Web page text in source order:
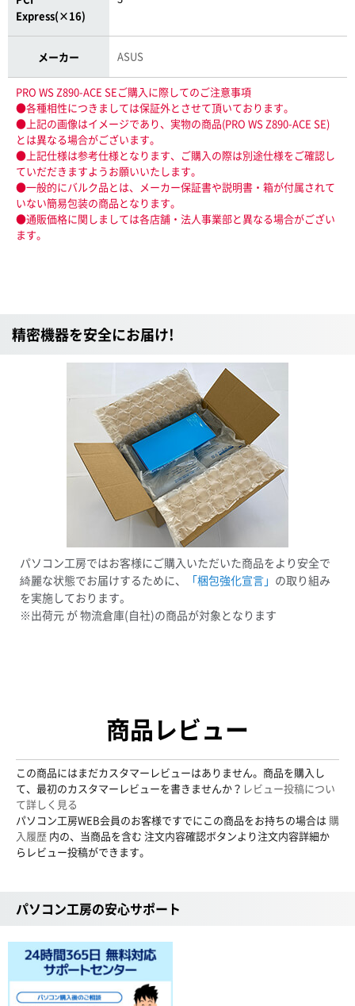
Express(×16)
メーカー ASUS
PRO WS Z890-ACE SEご購入に際してのご注意事項
●各種相性につきましては保証外とさせて頂いております。
●上記の画像はイメージであり、実物の商品(PRO WS Z890-ACE SE)
とは異なる場合がございます。
●上記仕様は参考仕様となります、ご購入の際は別途仕様をご確認し
ていだだきますようお願いいたします。
●一般的にバルク品とは、メーカー保証書や説明書・箱が付属されて
いない簡易包装の商品となります。
●通販価格に関しましては各店舗・法人事業部と異なる場合がござい
ます。
精密機器を安全にお届け!
パソコン工房ではお客様にご購入いただいた商品をより安全で
綺麗な状態でお届けするために、
「梱包強化宣言」 の取り組み
を実施しております。
※出荷元 が 物流倉庫(自社)の商品が対象となります
商品レビュー
この商品にはまだカスタマーレビューはありません。商品を購入し
て、最初のカスタマーレビューを書きませんか？ レビュー投稿につい
て詳しく見る
パソコン工房WEB会員のお客様ですでにこの商品をお持ちの場合は 購
入履歴 内の、当商品を含む 注文内容確認ボタンより注文内容詳細か
らレビュー投稿ができます。
パソコン工房の安心サポート